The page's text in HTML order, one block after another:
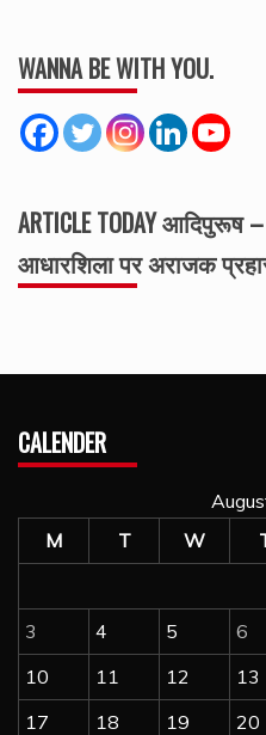
WANNA BE WITH YOU.
ARTICLE TODAY
आधारशिला पर अराजक
CALENDER
M
T W
3
4 5 6
10
11 12 13
17
18 19 20